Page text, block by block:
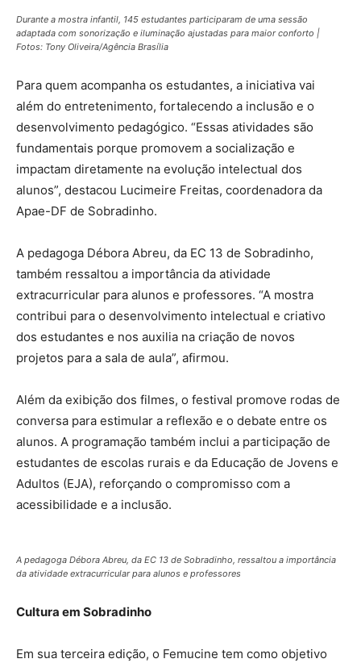
Durante a mostra infantil, 145 estudantes participaram de uma sessão
adaptada com sonorização e iluminação ajustadas para maior conforto |
Fotos: Tony Oliveira/Agência Brasília
Para quem acompanha os estudantes, a iniciativa vai
além do entretenimento, fortalecendo a inclusão e o
desenvolvimento pedagógico. “Essas atividades são
fundamentais porque promovem a socialização e
impactam diretamente na evolução intelectual dos
alunos”, destacou Lucimeire Freitas, coordenadora da
Apae-DF de Sobradinho.
A pedagoga Débora Abreu, da EC 13 de Sobradinho,
também ressaltou a importância da atividade
extracurricular para alunos e professores. “A mostra
contribui para o desenvolvimento intelectual e criativo
dos estudantes e nos auxilia na criação de novos
projetos para a sala de aula”, afirmou.
Além da exibição dos filmes, o festival promove rodas de
conversa para estimular a reflexão e o debate entre os
alunos. A programação também inclui a participação de
estudantes de escolas rurais e da Educação de Jovens e
Adultos (EJA), reforçando o compromisso com a
acessibilidade e a inclusão.
A pedagoga Débora Abreu, da EC 13 de Sobradinho, ressaltou a importância
da atividade extracurricular para alunos e professores
Cultura em Sobradinho
Em sua terceira edição, o Femucine tem como objetivo